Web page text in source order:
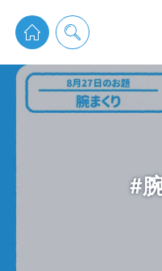
pixiv Sketchは2024年5月28日付で
通知を受け取
pixiv Sketch
アプリ
#